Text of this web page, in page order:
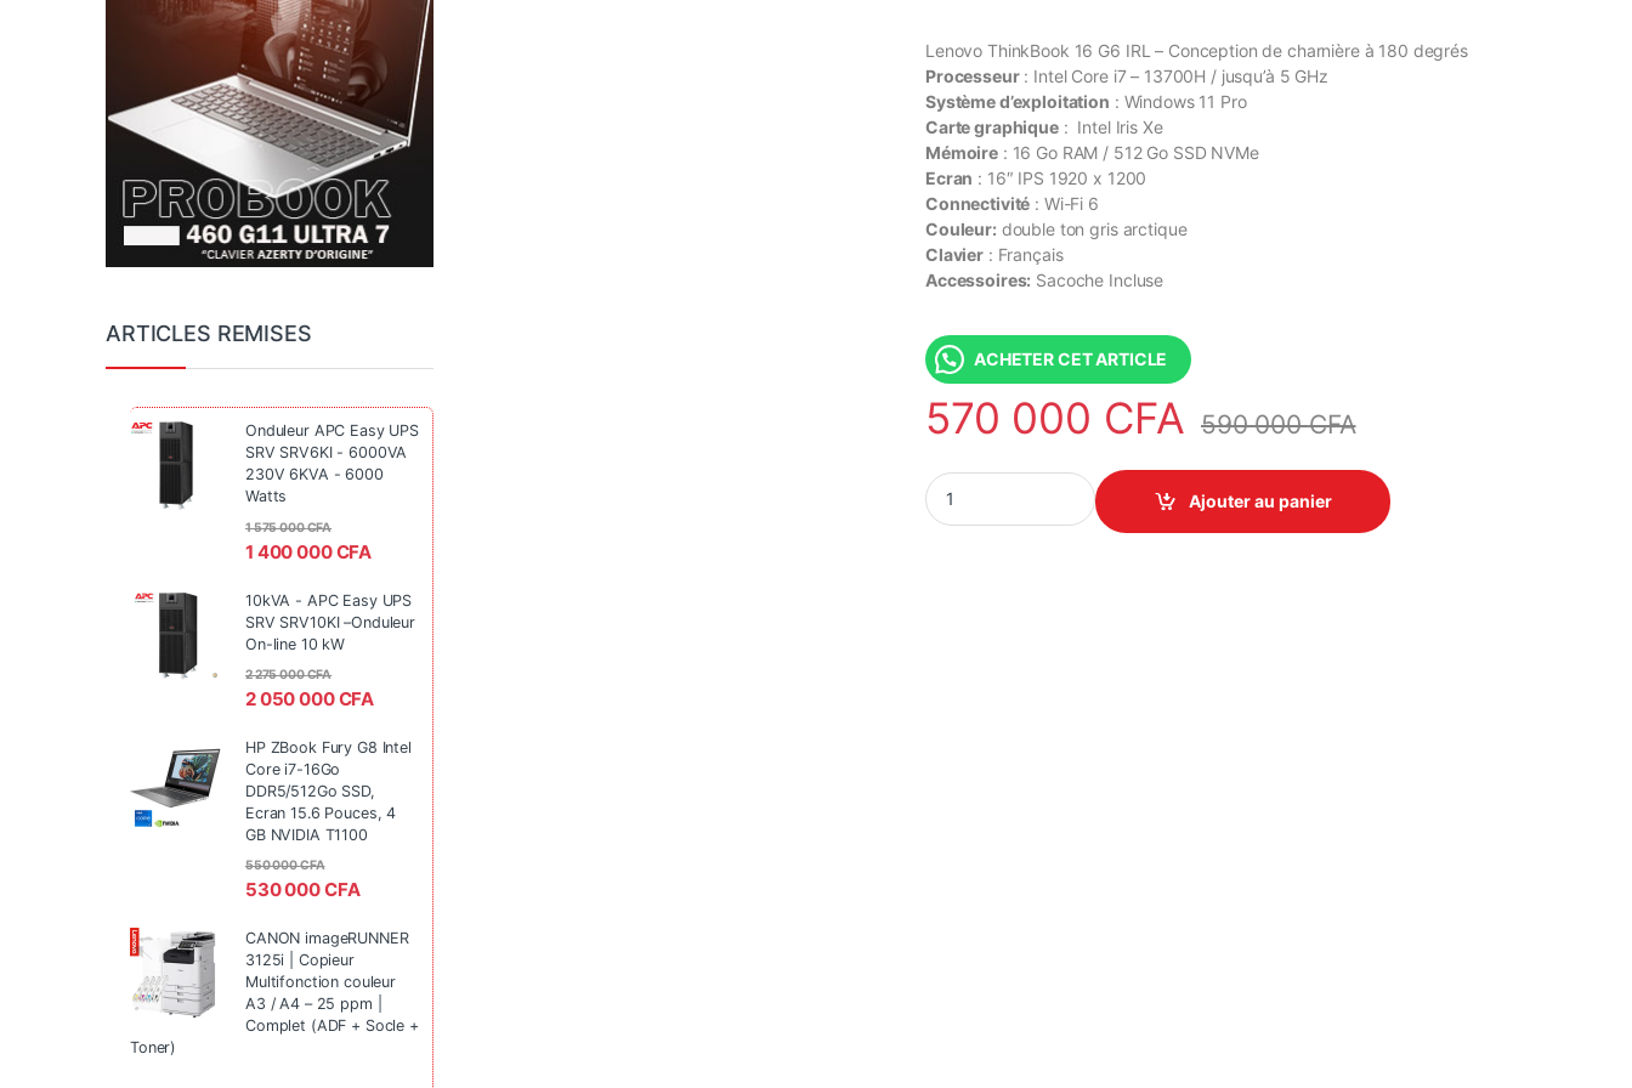
Lenovo ThinkBook 16 G6 IRL – Conception de charnière à 180 degrés
Processeur: Intel Core i7 – 13700H / jusqu’à 5 GHz
Système d’exploitation : Windows 11 Pro
Carte graphique: Intel Iris Xe
Mémoire : 16 Go RAM / 512 Go SSD NVMe
Ecran : 16″ IPS 1920 x 1200
Connectivité : Wi-Fi 6
Couleur: double ton gris arctique
Clavier : Français
Accessoires: Sacoche Incluse
ACHETER CET ARTICLE
570 000 CFA 590 000CFA
Lenovo ThinkBook 16 G6 IRL Intel Core i7 13700H 16Go/512 Go SSD, Ecran 16 Pouces
Ajouter au panier
ARTICLES REMISES
Onduleur APC Easy UPS
SRV SRV6KI - 6000VA
230V 6KVA - 6000
Watts
1 400 000CFA
1 575 000CFA
10kVA - APC Easy UPS
SRV SRV10KI –Onduleur
On-line 10 kW
2 050 000CFA
2 275 000CFA
HP ZBook Fury G8 Intel
Core i7-16Go
DDR5/512Go SSD,
Ecran 15.6 Pouces, 4
GB NVIDIA T1100
530 000CFA
550 000CFA
CANON imageRUNNER
3125i | Copieur
Multifonction couleur
A3 / A4 – 25 ppm |
Complet (ADF + Socle +
Toner)